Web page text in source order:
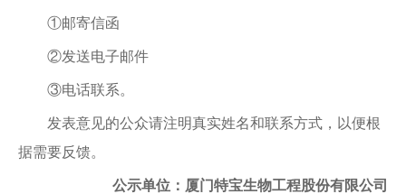
①邮寄信函
②发送电子邮件
③电话联系。
发表意见的公众请注明真实姓名和联系方式，以便根
据需要反馈。
公示单位：厦门特宝生物工程股份有限公司